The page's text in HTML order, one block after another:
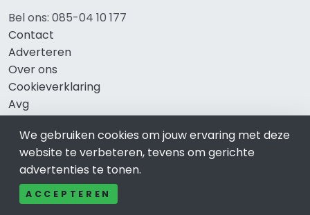
Bel ons: 085-04 10 177
Contact
Adverteren
Over ons
Cookieverklaring
Avg
Direct naar
Rijscholen Soest
We gebruiken cookies om jouw ervaring met deze
website te verbeteren, tevens om gerichte
advertenties te tonen.
ACCEPTEREN